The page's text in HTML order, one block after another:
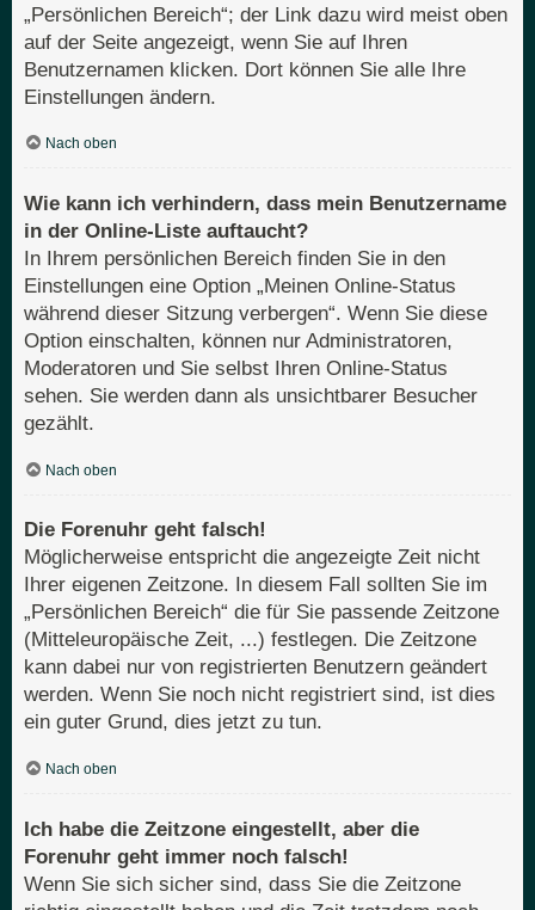
„Persönlichen Bereich“; der Link dazu wird meist oben
auf der Seite angezeigt, wenn Sie auf Ihren
Benutzernamen klicken. Dort können Sie alle Ihre
Einstellungen ändern.
Nach oben
Wie kann ich verhindern, dass mein Benutzername
in der Online-Liste auftaucht?
In Ihrem persönlichen Bereich finden Sie in den
Einstellungen eine Option „Meinen Online-Status
während dieser Sitzung verbergen“. Wenn Sie diese
Option einschalten, können nur Administratoren,
Moderatoren und Sie selbst Ihren Online-Status
sehen. Sie werden dann als unsichtbarer Besucher
gezählt.
Nach oben
Die Forenuhr geht falsch!
Möglicherweise entspricht die angezeigte Zeit nicht
Ihrer eigenen Zeitzone. In diesem Fall sollten Sie im
„Persönlichen Bereich“ die für Sie passende Zeitzone
(Mitteleuropäische Zeit, ...) festlegen. Die Zeitzone
kann dabei nur von registrierten Benutzern geändert
werden. Wenn Sie noch nicht registriert sind, ist dies
ein guter Grund, dies jetzt zu tun.
Nach oben
Ich habe die Zeitzone eingestellt, aber die
Forenuhr geht immer noch falsch!
Wenn Sie sich sicher sind, dass Sie die Zeitzone